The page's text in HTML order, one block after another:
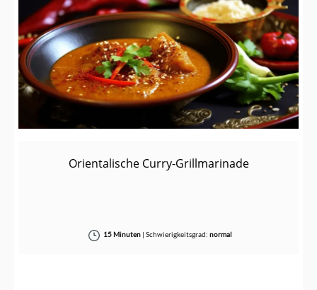
Orientalische Curry-Grillmarinade
15 Minuten| Schwierigkeitsgrad: normal